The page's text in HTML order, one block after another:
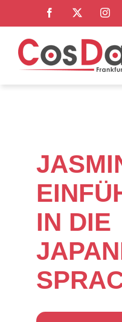
springen
Facebook
IN DIE